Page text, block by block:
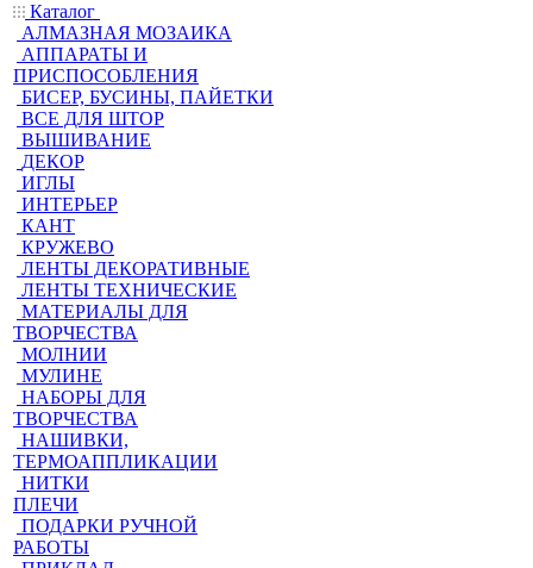
Каталог
АЛМАЗНАЯ МОЗАИКА
АППАРАТЫ И
ПРИСПОСОБЛЕНИЯ
БИСЕР, БУСИНЫ, ПАЙЕТКИ
ВСЕ ДЛЯ ШТОР
ВЫШИВАНИЕ
ДЕКОР
ИГЛЫ
ИНТЕРЬЕР
КАНТ
КРУЖЕВО
ЛЕНТЫ ДЕКОРАТИВНЫЕ
ЛЕНТЫ ТЕХНИЧЕСКИЕ
МАТЕРИАЛЫ ДЛЯ
ТВОРЧЕСТВА
МОЛНИИ
МУЛИНЕ
НАБОРЫ ДЛЯ
ТВОРЧЕСТВА
НАШИВКИ,
ТЕРМОАППЛИКАЦИИ
НИТКИ
ПЛЕЧИ
ПОДАРКИ РУЧНОЙ
РАБОТЫ